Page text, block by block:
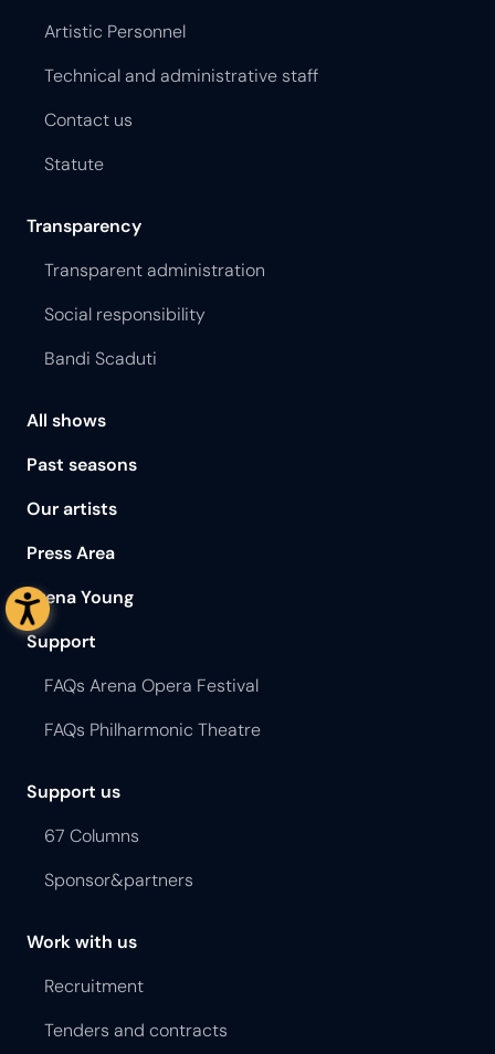
Artistic Personnel
Technical and administrative staff
Contact us
Statute
Transparency
Transparent administration
Social responsibility
Bandi Scaduti
All shows
Past seasons
Our artists
Press Area
Arena Young
Support
FAQs Arena Opera Festival
FAQs Philharmonic Theatre
Support us
67 Columns
Sponsor&partners
Work with us
Recruitment
Tenders and contracts